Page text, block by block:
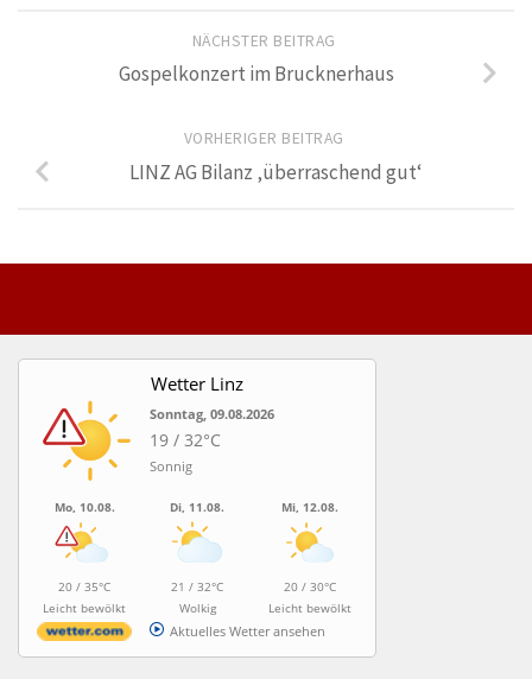
NÄCHSTER BEITRAG
Gospelkonzert im Brucknerhaus
VORHERIGER BEITRAG
LINZ AG Bilanz ‚überraschend gut‘
Wetter Linz
Sonntag, 09.08.2026
19 / 32°C
Sonnig
Mo, 10.08.
20 / 35°C
Leicht bewölkt
Di, 11.08.
21 / 32°C
Wolkig
Mi, 12.08.
20 / 30°C
Leicht bewölkt
Aktuelles Wetter ansehen